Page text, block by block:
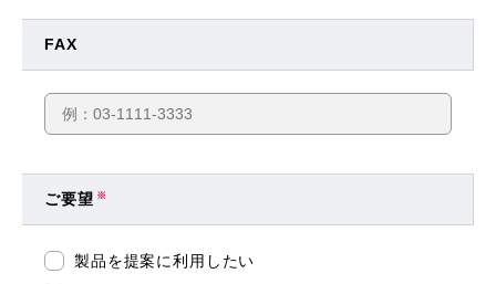
FAX
ご要望 ※
製品を提案に利用したい